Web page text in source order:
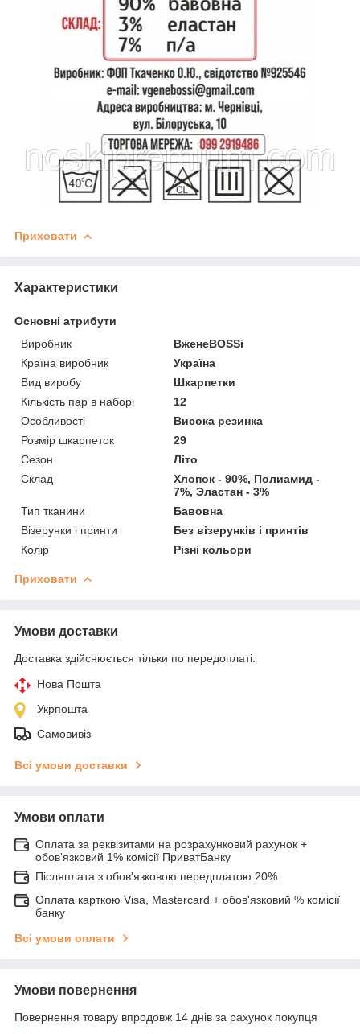
Приховати
Характеристики
Основні атрибути
Виробник
ВженеBOSSі
Країна виробник
Україна
Вид виробу
Шкарпетки
Кількість пар в наборі
12
Особливості
Висока резинка
Розмір шкарпеток
29
Сезон
Літо
Склад
Хлопок - 90%, Полиамид -
7%, Эластан - 3%
Тип тканини
Бавовна
Візерунки і принти
Без візерунків і принтів
Колір
Різні кольори
Приховати
Умови доставки
Доставка здійснюється тільки по передоплаті.
Нова Пошта
Укрпошта
Самовивіз
Всі умови доставки
Умови оплати
Оплата за реквізитами на розрахунковий рахунок +
обов'язковий 1% комісії ПриватБанку
Післяплата з обов'язковою передплатою 20%
Оплата карткою Visa, Mastercard + обов'язковий % комісії
банку
Всі умови оплати
Умови повернення
Повернення товару впродовж 14 днів за рахунок покупця